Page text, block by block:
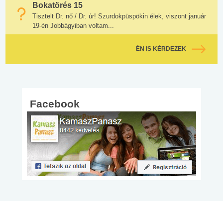
Bokatörés 15
Tisztelt Dr. nő / Dr. úr! Szurdokpüspökin élek, viszont január
19-én Jobbágyiban voltam...
ÉN IS KÉRDEZEK
Facebook